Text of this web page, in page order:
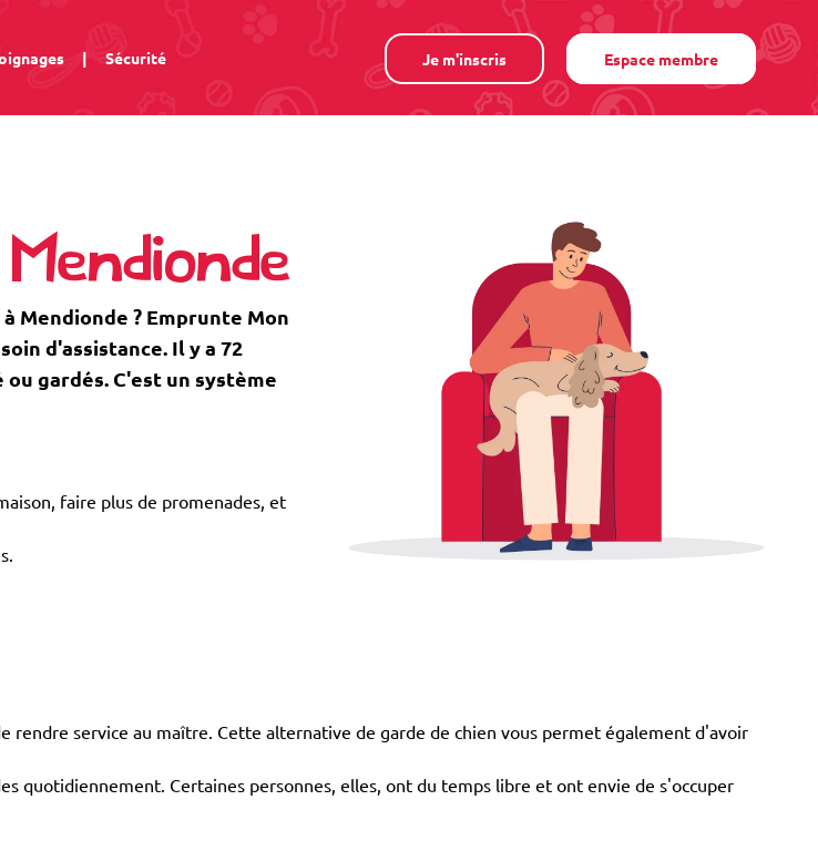
| Sécurité Je m'inscris Espace membre
Mendionde ? Emprunte Mon
d'assistance. Il y a 72
gardés. C'est un système
faire plus de promenades, et
service au maître. Cette alternative de garde de chien vous permet également d'avoir
quotidiennement. Certaines personnes, elles, ont du temps libre et ont envie de s'occuper